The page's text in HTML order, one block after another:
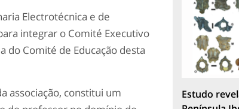
Electrotécnica e de
integrar o Comité Executivo
do Comité de Educação desta
associação, constitui um
Estudo